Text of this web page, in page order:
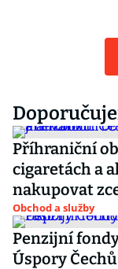
Příhraniční
cigaretách a
nakupovat
Obchod a služby
Penzijní
Úspory